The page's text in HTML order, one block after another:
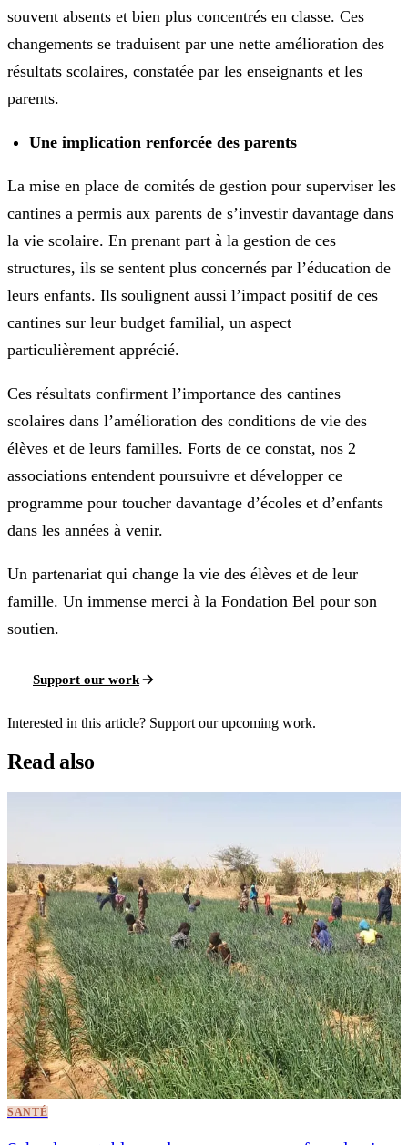
souvent absents et bien plus concentrés en classe. Ces
changements se traduisent par une nette amélioration des
résultats scolaires, constatée par les enseignants et les
parents.
Une implication renforcée des parents
La mise en place de comités de gestion pour superviser les
cantines a permis aux parents de s’investir davantage dans
la vie scolaire. En prenant part à la gestion de ces
structures, ils se sentent plus concernés par l’éducation de
leurs enfants. Ils soulignent aussi l’impact positif de ces
cantines sur leur budget familial, un aspect
particulièrement apprécié.
Ces résultats confirment l’importance des cantines
scolaires dans l’amélioration des conditions de vie des
élèves et de leurs familles. Forts de ce constat, nos 2
associations entendent poursuivre et développer ce
programme pour toucher davantage d’écoles et d’enfants
dans les années à venir.
Un partenariat qui change la vie des élèves et de leur
famille. Un immense merci à la Fondation Bel pour son
soutien.
Support our work
Interested in this article? Support our upcoming work.
Read also
SANTÉ